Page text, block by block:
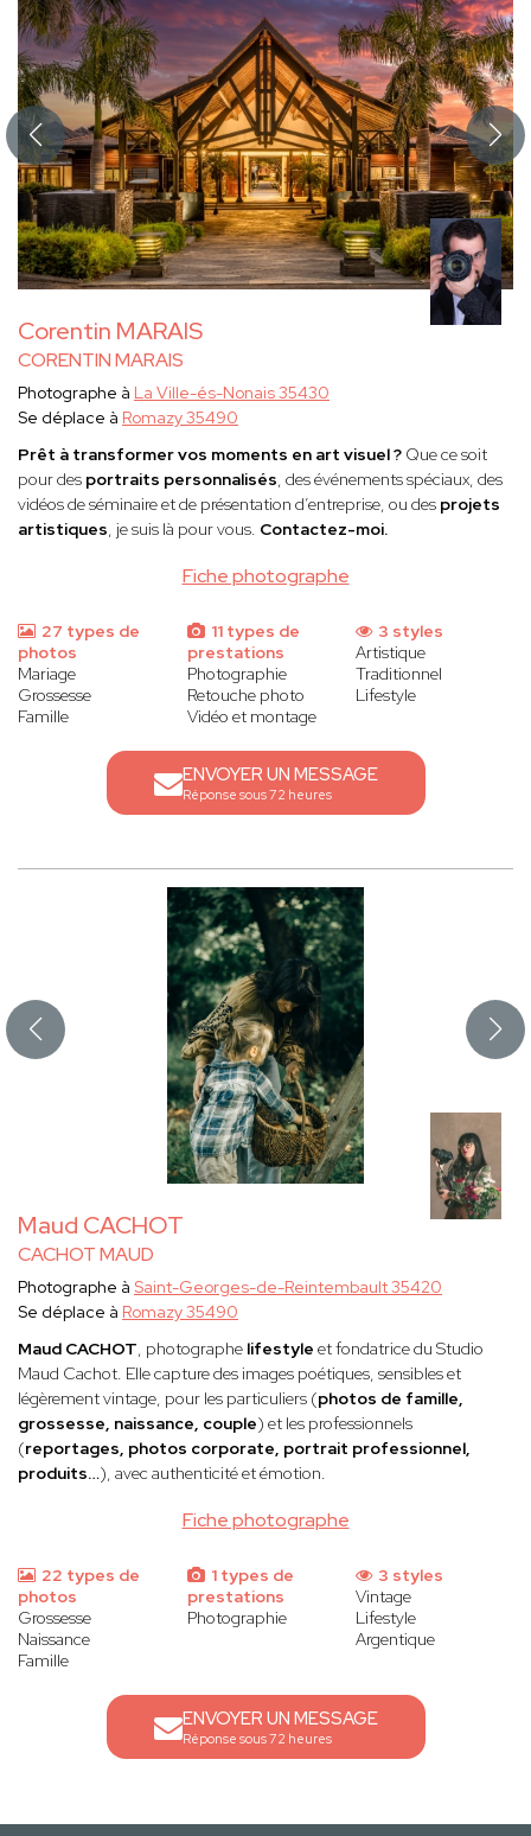
Corentin MARAIS
CORENTIN MARAIS
Fiche photographe
Photographe à La Ville-és-Nonais 35430
Se déplace à Romazy 35490
Prêt à transformer vos moments en art visuel ? Que ce soit
pour des portraits personnalisés, des événements spéciaux, des
vidéos de séminaire et de présentation d’entreprise, ou des projets
artistiques, je suis là pour vous. Contactez-moi.
27 types de
photos
Mariage
Grossesse
Famille
11 types de
prestations
Photographie
Retouche photo
Vidéo et montage
3 styles
Artistique
Traditionnel
Lifestyle
ENVOYER UN MESSAGE
Réponse sous 72 heures
Maud CACHOT
CACHOT MAUD
Fiche photographe
Photographe à Saint-Georges-de-Reintembault 35420
Se déplace à Romazy 35490
Maud CACHOT, photographe lifestyle et fondatrice du Studio
Maud Cachot. Elle capture des images poétiques, sensibles et
légèrement vintage, pour les particuliers (photos de famille,
grossesse, naissance, couple) et les professionnels
(reportages, photos corporate, portrait professionnel,
produits…), avec authenticité et émotion.
22 types de
photos
Grossesse
Naissance
Famille
1 types de
prestations
Photographie
3 styles
Vintage
Lifestyle
Argentique
ENVOYER UN MESSAGE
Réponse sous 72 heures